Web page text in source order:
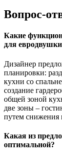
Вопрос-
Какие
для
Дизайнер
планировки:
кухни со
создание
общей зоной
две зоны –
путем снижения
Какая из
оптимальной?